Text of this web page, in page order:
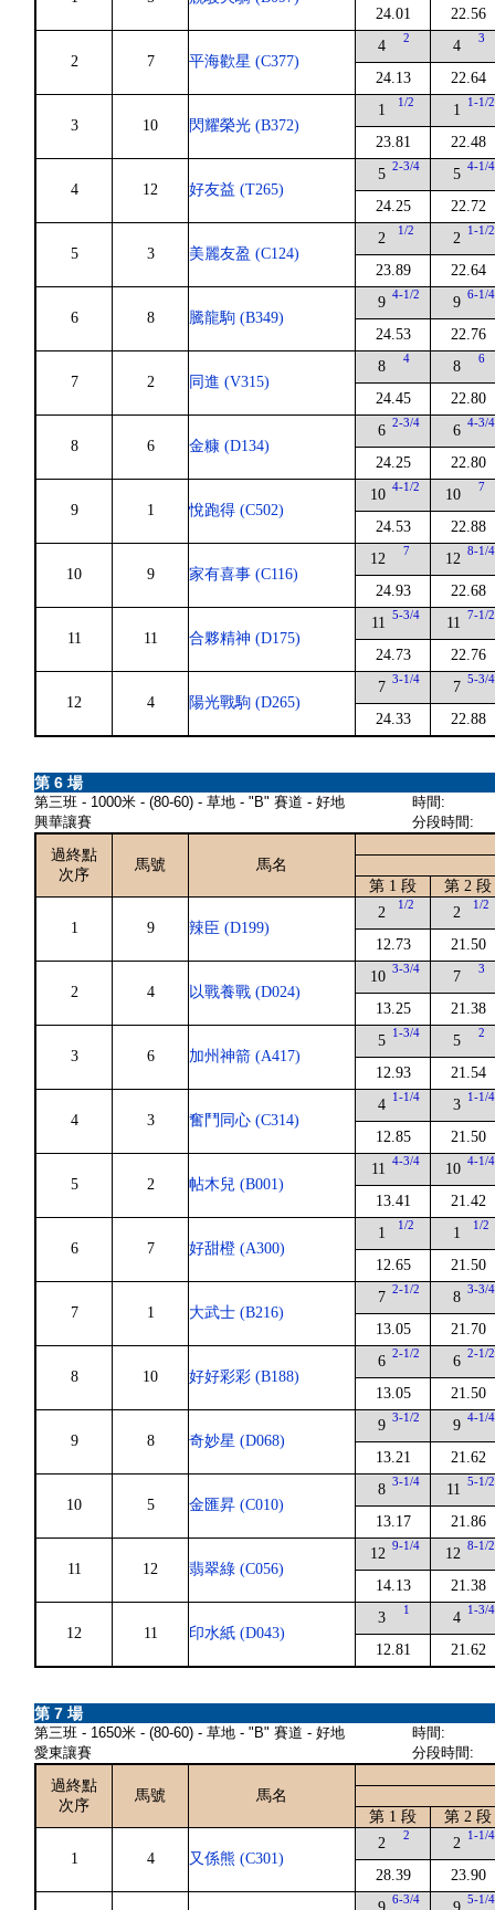
24.01
22.56
2 7 平海歡星 (C377)
4 2
24.13
4 3
22.64
3 10 閃耀榮光 (B372)
1 1/2
23.81
1 1-1/2
22.48
4 12 好友益 (T265)
5 2-3/4
24.25
5 4-1/4
22.72
5 3 美麗友盈 (C124)
2 1/2
23.89
2 1-1/2
22.64
6 8 騰龍駒 (B349)
9 4-1/2
24.53
9 6-1/4
22.76
7 2 同進 (V315)
8 4
24.45
8 6
22.80
8 6 金糠 (D134)
6 2-3/4
24.25
6 4-3/4
22.80
9 1 悅跑得 (C502)
10 4-1/2
24.53
10 7
22.88
10 9 家有喜事 (C116)
12 7
24.93
12 8-1/4
22.68
11 11 合夥精神 (D175)
11 5-3/4
24.73
11 7-1/2
22.76
12 4 陽光戰駒 (D265)
7 3-1/4
24.33
7 5-3/4
22.88
第 6 場
第三班 - 1000米 - (80-60) - 草地 - "B" 賽道 - 好地
興華讓賽
時間:
分段時間:
過終點
次序
馬號
馬名
第 1 段
第 2 段
1 9 辣臣 (D199)
2 1/2
12.73
2 1/2
21.50
2 4 以戰養戰 (D024)
10 3-3/4
13.25
7 3
21.38
3 6 加州神箭 (A417)
5 1-3/4
12.93
5 2
21.54
4 3 奮鬥同心 (C314)
4 1-1/4
12.85
3 1-1/4
21.50
5 2 帖木兒 (B001)
11 4-3/4
13.41
10 4-1/4
21.42
6 7 好甜橙 (A300)
1 1/2
12.65
1 1/2
21.50
7 1 大武士 (B216)
7 2-1/2
13.05
8 3-3/4
21.70
8 10 好好彩彩 (B188)
6 2-1/2
13.05
6 2-1/2
21.50
9 8 奇妙星 (D068)
9 3-1/2
13.21
9 4-1/4
21.62
10 5 金匯昇 (C010)
8 3-1/4
13.17
11 5-1/2
21.86
11 12 翡翠綠 (C056)
12 9-1/4
14.13
12 8-1/2
21.38
12 11 印水紙 (D043)
3 1
12.81
4 1-3/4
21.62
第 7 場
第三班 - 1650米 - (80-60) - 草地 - "B" 賽道 - 好地
愛東讓賽
時間:
分段時間:
過終點
次序
馬號
馬名
第 1 段
第 2 段
1 4 又係熊 (C301)
2 2
28.39
2 1-1/4
23.90
6-3/4 5-1/4